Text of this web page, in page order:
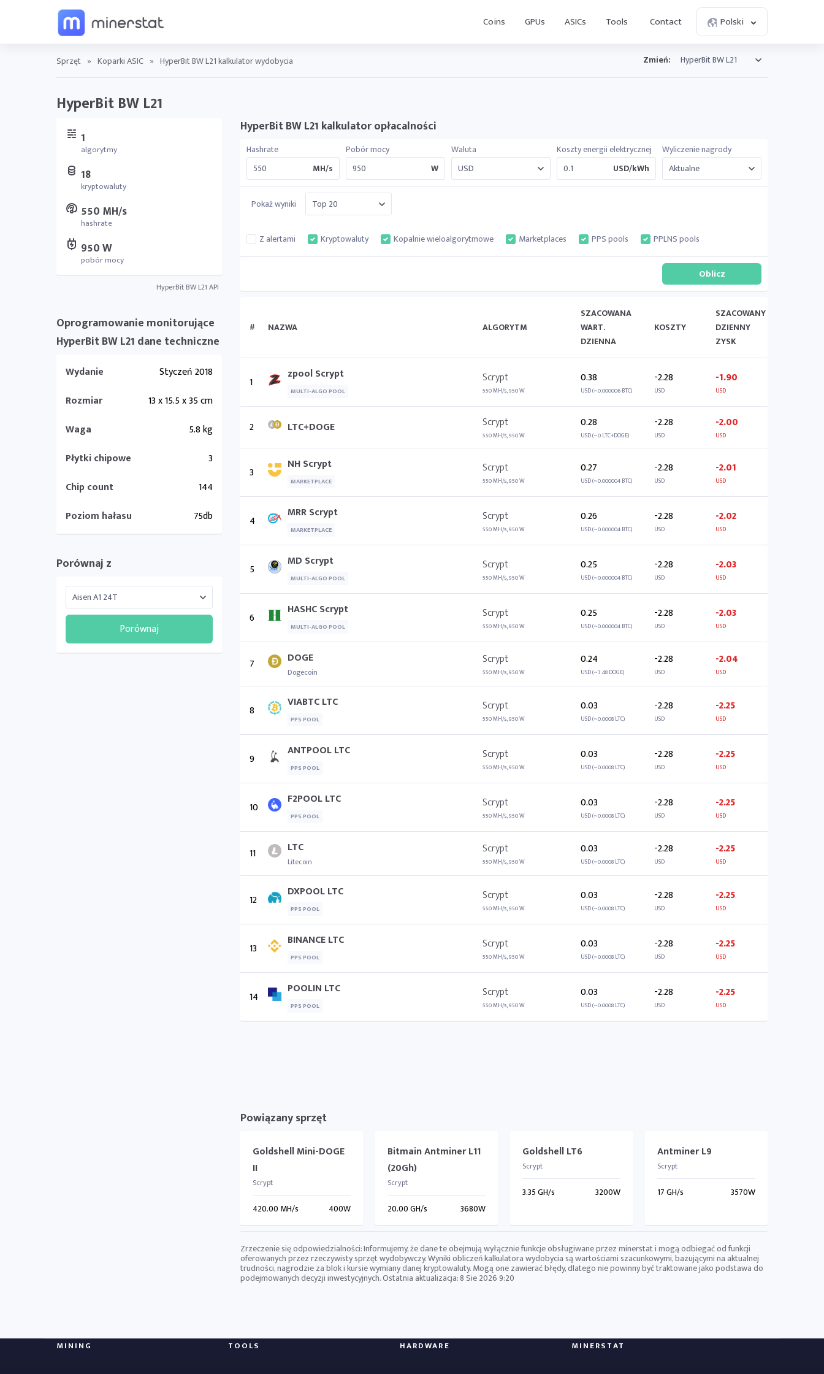
Coins GPUs ASICs Tools Contact Polski
Sprzęt » Koparki ASIC » HyperBit BW L21 kalkulator wydobycia Zmień:
HyperBit BW L21
1
algorytmy
18
kryptowaluty
550 MH/s
hashrate
950 W
pobór mocy
HyperBit BW L21 API
Oprogramowanie monitorujące
HyperBit BW L21 dane techniczne
Wydanie
Styczeń 2018
Rozmiar
13 x 15.5 x 35 cm
Waga
5.8 kg
Płytki chipowe
3
Chip count
144
Poziom hałasu
75db
Porównaj z
Porównaj
HyperBit BW L21 kalkulator opłacalności
Hashrate
MH/s
Pobór mocy
W
Waluta
Koszty energii elektrycznej
USD/kWh
Wyliczenie nagrody
Pokaż wyniki
Z alertami Kryptowaluty Kopalnie wieloalgorytmowe Marketplaces PPS pools PPLNS pools
# NAZWA ALGORYTM
SZACOWANA
WART.
DZIENNA
KOSZTY
SZACOWANY
DZIENNY
ZYSK
1 zpool Scrypt
MULTI-ALGO POOL
Scrypt
550 MH/s, 950 W
0.38
USD (~0.000006 BTC)
-2.28
USD
-1.90
USD
2 LTC+DOGE Scrypt
550 MH/s, 950 W
0.28
USD (~0 LTC+DOGE)
-2.28
USD
-2.00
USD
3 NH Scrypt
MARKETPLACE
Scrypt
550 MH/s, 950 W
0.27
USD (~0.000004 BTC)
-2.28
USD
-2.01
USD
4 MRR Scrypt
MARKETPLACE
Scrypt
550 MH/s, 950 W
0.26
USD (~0.000004 BTC)
-2.28
USD
-2.02
USD
5 MD Scrypt
MULTI-ALGO POOL
Scrypt
550 MH/s, 950 W
0.25
USD (~0.000004 BTC)
-2.28
USD
-2.03
USD
6 HASHC Scrypt
MULTI-ALGO POOL
Scrypt
550 MH/s, 950 W
0.25
USD (~0.000004 BTC)
-2.28
USD
-2.03
USD
7 DOGE
Dogecoin
Scrypt
550 MH/s, 950 W
0.24
USD (~3.48 DOGE)
-2.28
USD
-2.04
USD
8 VIABTC LTC
PPS POOL
Scrypt
550 MH/s, 950 W
0.03
USD (~0.0008 LTC)
-2.28
USD
-2.25
USD
9 ANTPOOL LTC
PPS POOL
Scrypt
550 MH/s, 950 W
0.03
USD (~0.0008 LTC)
-2.28
USD
-2.25
USD
10 F2POOL LTC
PPS POOL
Scrypt
550 MH/s, 950 W
0.03
USD (~0.0008 LTC)
-2.28
USD
-2.25
USD
11 LTC
Litecoin
Scrypt
550 MH/s, 950 W
0.03
USD (~0.0008 LTC)
-2.28
USD
-2.25
USD
12 DXPOOL LTC
PPS POOL
Scrypt
550 MH/s, 950 W
0.03
USD (~0.0008 LTC)
-2.28
USD
-2.25
USD
13 BINANCE LTC
PPS POOL
Scrypt
550 MH/s, 950 W
0.03
USD (~0.0008 LTC)
-2.28
USD
-2.25
USD
14 POOLIN LTC
PPS POOL
Scrypt
550 MH/s, 950 W
0.03
USD (~0.0008 LTC)
-2.28
USD
-2.25
USD
Powiązany sprzęt
Goldshell Mini-DOGE
II
Scrypt
420.00 MH/s 400W
Bitmain Antminer L11
(20Gh)
Scrypt
20.00 GH/s 3680W
Goldshell LT6
Scrypt
3.35 GH/s 3200W
Antminer L9
Scrypt
17 GH/s 3570W
Zrzeczenie się odpowiedzialności: Informujemy, że dane te obejmują wyłącznie funkcje obsługiwane przez minerstat i mogą odbiegać od funkcji
oferowanych przez rzeczywisty sprzęt wydobywczy. Wyniki obliczeń kalkulatora wydobycia są wartościami szacunkowymi, bazującymi na aktualnej
trudności, nagrodzie za blok i kursie wymiany danej kryptowaluty. Mogą one zawierać błędy, dlatego nie powinny być traktowane jako podstawa do
podejmowanych decyzji inwestycyjnych. Ostatnia aktualizacja:8 Sie 2026 9:20
MINING TOOLS HARDWARE MINERSTAT